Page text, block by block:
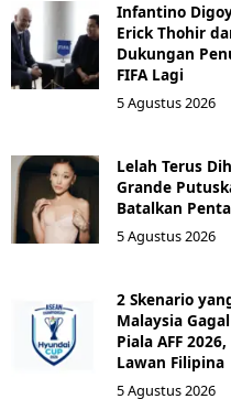
Infantino
Erick Thohir
Dukungan
FIFA Lagi
5 Agustus 2026
Lelah Terus
Grande
Batalkan
5 Agustus 2026
2 Skenario
Malaysia
Piala AFF
Lawan Filipina
5 Agustus 2026